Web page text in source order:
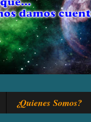
¿Quienes Somos?